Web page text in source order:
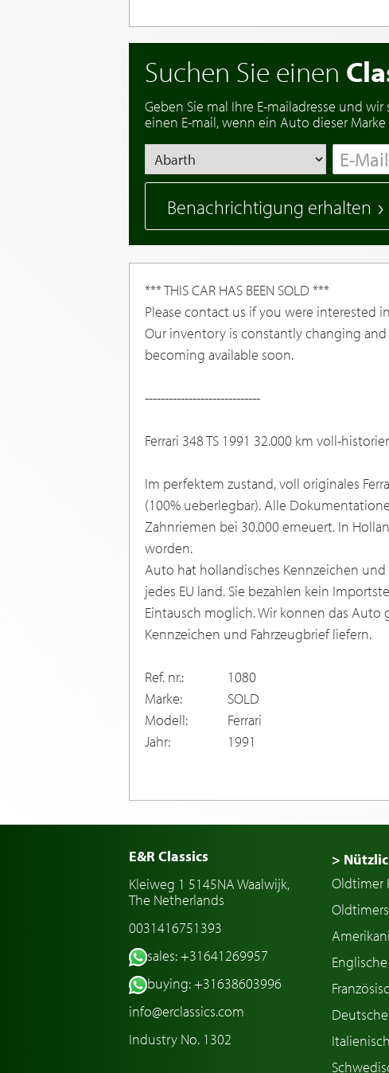
Suchen Sie einen
Geben Sie mal Ihre E-mailadresse und
einen E-mail, wenn ein Auto dieser Marke
Benachrichtigung erhalten
*** THIS CAR HAS BEEN SOLD ***
Please contact us if you were interested
Our inventory is constantly changing
becoming available soon.
-----------------------------
Ferrari 348 TS 1991 32.000 km voll-
Im perfektem zustand, voll originales
(100% ueberlegbar). Alle
Zahnriemen bei 30.000 erneuert. In
worden.
Auto hat hollandisches Kennzeichen und
jedes EU land. Sie bezahlen kein
Eintausch moglich. Wir konnen das Auto
Kennzeichen und Fahrzeugbrief liefern.
Ref. nr.:
1080
Marke:
SOLD
Modell:
Ferrari
Jahr:
1991
E&R Classics
Kleiweg 1 5145NA Waalwijk,
The Netherlands
0031416751393
sales: +31641269957
buying: +31638603996
info@erclassics.com
Industry No. 1302
>
Oldtimer